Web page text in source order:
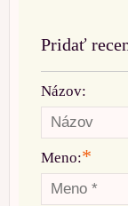
Pridať
Názov:
Meno:*